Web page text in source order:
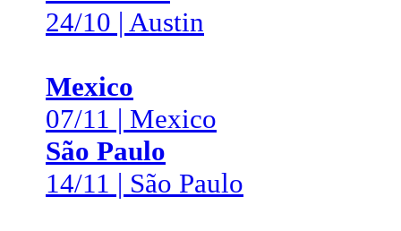
24/10 | Austin
Mexico
07/11 | Mexico
São Paulo
14/11 | São Paulo